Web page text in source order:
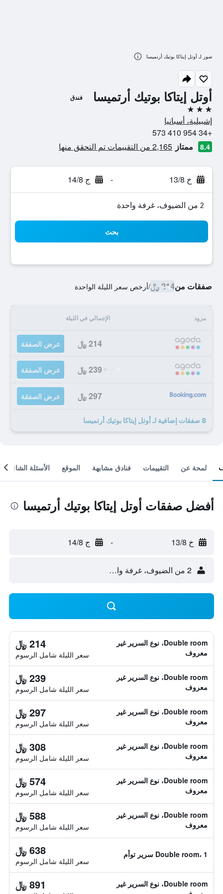
أوتل إيتاكا بوتيك أرتميسا فندق
3 نجوم
إشبيلية، أسبانيا
+34 954 410 573
8.4 ممتاز 2,165 من التقييمات تم التحقق منها
خ 13/8 - ج 14/8
2 من الضيوف، غرفة واحدة
بحث
صفقات من214 ﷼ /أرخص سعر الليلة الواحدة
مزود الإجمالي في الليلة
214 ﷼ عرض الصفقة
239 ﷼ عرض الصفقة
297 ﷼ عرض الصفقة
8 صفقات إضافية لـ أوتل إيتاكا بوتيك أرتميسا
صور لـ أوتل إيتاكا بوتيك أرتميسا
لمحة عن التقييمات فنادق مشابهة الموقع الأسئلة الشائعة
أفضل صفقات أوتل إيتاكا بوتيك أرتميسا
خ 13/8 - ج 14/8
2 من الضيوف، غرفة واحدة
Double room، نوع السرير غير
معروف
214 ﷼
سعر الليلة شامل الرسوم
Double room، نوع السرير غير
معروف
239 ﷼
سعر الليلة شامل الرسوم
Double room، نوع السرير غير
معروف
297 ﷼
سعر الليلة شامل الرسوم
Double room، نوع السرير غير
معروف
308 ﷼
سعر الليلة شامل الرسوم
Double room، نوع السرير غير
معروف
574 ﷼
سعر الليلة شامل الرسوم
Double room، نوع السرير غير
معروف
588 ﷼
سعر الليلة شامل الرسوم
Double room، 1 سرير توأم 638 ﷼
سعر الليلة شامل الرسوم
Double room، نوع السرير غير
891 ﷼